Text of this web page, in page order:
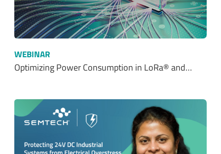
WEBINAR
Optimizing Power Consumption in LoRa® and…